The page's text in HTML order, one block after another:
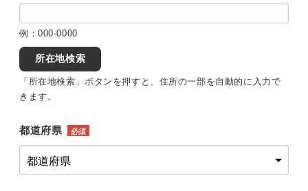
例：000-0000
所在地検索
「所在地検索」ボタンを押すと、住所の一部を自動的に入力で
きます。
都道府県 必須